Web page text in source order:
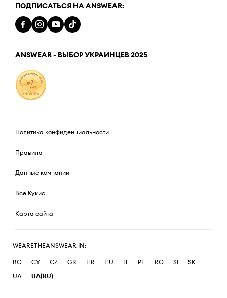
ПОДПИСАТЬСЯ НА ANSWEAR:
ANSWEAR - ВЫБОР УКРАИНЦЕВ 2025
Политика конфиденциальности
Правила
Данные компании
Все Кукис
Карта сайта
WEARETHEANSWEAR IN:
BG CY CZ GR HR HU IT PL RO SI
SK
UA
UA(RU)